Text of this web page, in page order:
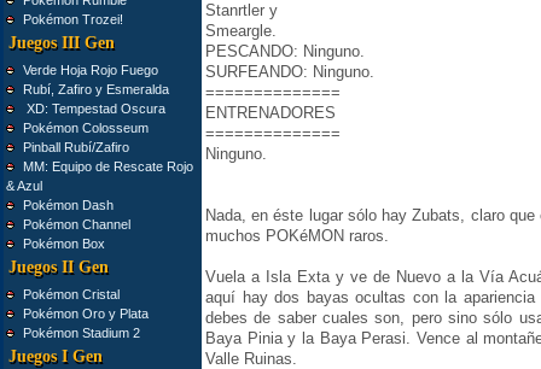
Pokémon Trozei!
Juegos III Gen
Verde Hoja Rojo Fuego
Rubí, Zafiro y Esmeralda
XD: Tempestad Oscura
Pokémon Colosseum
Pinball Rubí/Zafiro
MM: Equipo de Rescate Rojo
& Azul
Pokémon Dash
Pokémon Channel
Pokémon Box
Juegos II Gen
Pokémon Cristal
Pokémon Oro y Plata
Pokémon Stadium 2
Juegos I Gen
Stanrtler y
Smeargle.
PESCANDO: Ninguno.
SURFEANDO: Ninguno.
==============
ENTRENADORES
==============
Ninguno.
Nada, en éste lugar sólo hay Zubats, claro
muchos POKéMON raros.
Vuela a Isla Exta y ve de Nuevo a la Vía
aquí hay dos bayas ocultas con la
debes de saber cuales son, pero sino sólo
Baya Pinia y la Baya Perasi. Vence al
Valle Ruinas.